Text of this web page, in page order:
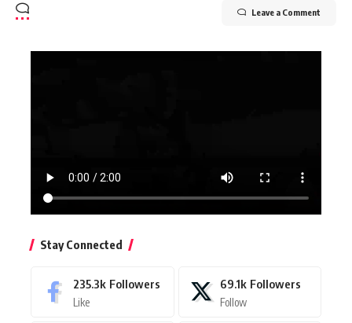
Leave a Comment
Stay Connected
235.3k Followers
Like
69.1k Followers
Follow